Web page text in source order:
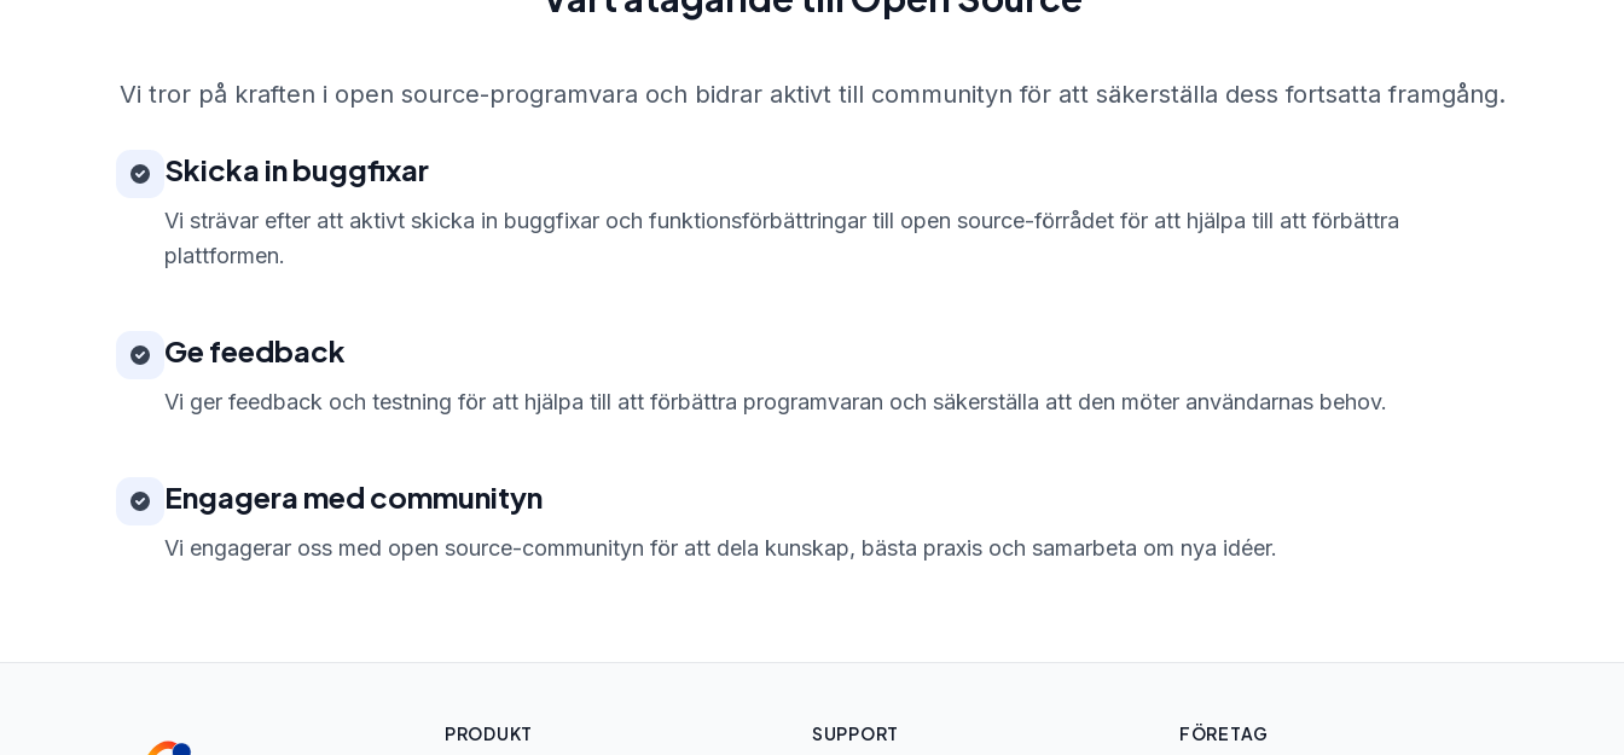
Vi tror på kraften i open source-programvara och bidrar aktivt till communityn för att säkerställa dess fortsatta framgång.
Skicka in buggfixar
Vi strävar efter att aktivt skicka in buggfixar och funktionsförbättringar till open source-förrådet för att hjälpa till att förbättra
plattformen.
Ge feedback
Vi ger feedback och testning för att hjälpa till att förbättra programvaran och säkerställa att den möter användarnas behov.
Engagera med communityn
Vi engagerar oss med open source-communityn för att dela kunskap, bästa praxis och samarbeta om nya idéer.
PRODUKT SUPPORT FÖRETAG